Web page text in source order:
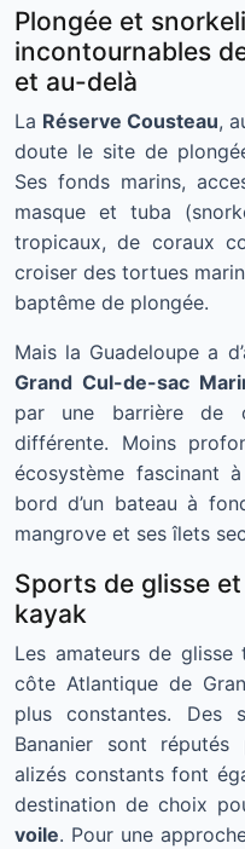
Plongée et
incontournables
et au-delà
La Réserve Cousteau,
doute le site de
Ses fonds marins,
masque et tuba
tropicaux, de coraux
croiser des tortues
baptême de plongée.
Mais la Guadeloupe a
Grand Cul-de-sac
par une barrière de
différente. Moins
écosystème fascinant
bord d’un bateau à
mangrove et ses îlets
Sports de glisse
kayak
Les amateurs de
côte Atlantique de
plus constantes. Des
Bananier sont
alizés constants font
destination de choix
voile. Pour une